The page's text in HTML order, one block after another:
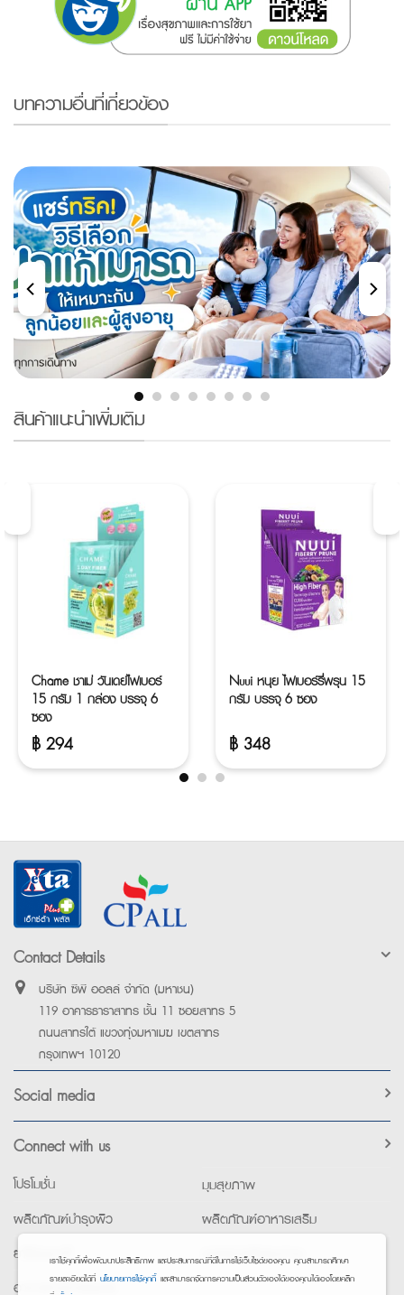
บทความอื่นที่เกี่ยวข้อง
สินค้าแนะนำเพิ่มเติม
Nuui หนุย ไฟเบอร์รี่พรุน 15
กรัม บรรจุ 6 ซอง
฿348
Vit2Go Vitamin B (วิตทูโก วิ
ตามินบีรวม) 1 กล่อง บรรจุ
฿ 180
Contact Details
บริษัท ซีพี ออลล์ จำกัด (มหาชน)
119 อาคารธาราสาทร ชั้น 11 ซอยสาทร 5
ถนนสาทรใต้ แขวงทุ่งมหาเมฆ เขตสาทร
กรุงเทพฯ 10120
Social media
Connect with us
โปรโมชั่น
มุมสุขภาพ
ผลิตภัณฑ์บำรุงผิว
ผลิตภัณฑ์อาหารเสริม
ยาใช้เฉพาะที่
อุปกรณ์เพื่อสุขภาพ
อาหารทางการแพทย์
เราใช้คุกกี้เพื่อพัฒนาประสิทธิภาพ และประสบการณ์ที่ดีในการใช้เว็บไซต์ของคุณ คุณสามารถศึกษา
รายละเอียดได้ที่ นโยบายการใช้คุกกี้ และสามารถจัดการความเป็นส่วนตัวเองได้ของคุณได้เองโดยคลิก